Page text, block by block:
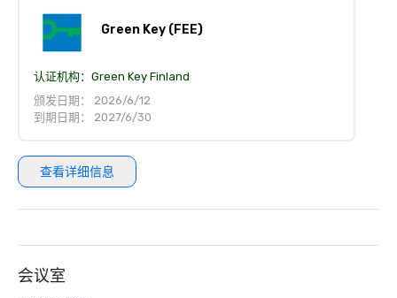
Green Key (FEE)
认证机构： Green Key Finland
颁发日期： 2026/6/12
到期日期： 2027/6/30
查看详细信息
会议室